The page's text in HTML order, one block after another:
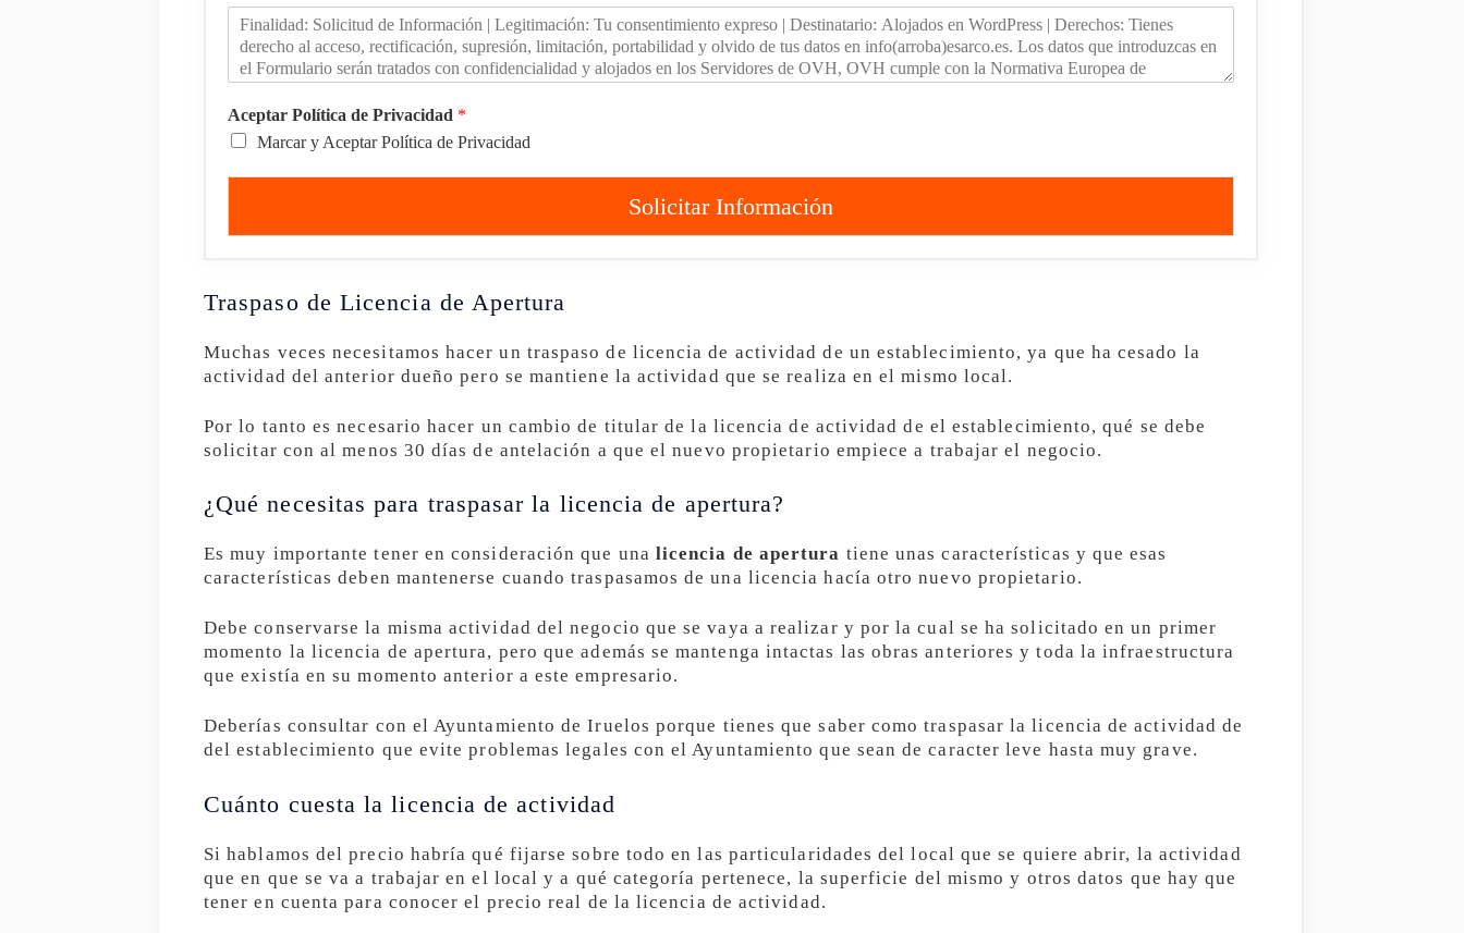
Aceptar Política de Privacidad *
Marcar y Aceptar Política de Privacidad
Solicitar Información
Traspaso de Licencia de Apertura
Muchas veces necesitamos hacer un traspaso de licencia de actividad de un establecimiento, ya que ha cesado la
actividad del anterior dueño pero se mantiene la actividad que se realiza en el mismo local.
Por lo tanto es necesario hacer un cambio de titular de la licencia de actividad de el establecimiento, qué se debe
solicitar con al menos 30 días de antelación a que el nuevo propietario empiece a trabajar el negocio.
¿Qué necesitas para traspasar la licencia de apertura?
Es muy importante tener en consideración que una licencia de apertura tiene unas características y que esas
características deben mantenerse cuando traspasamos de una licencia hacía otro nuevo propietario.
Debe conservarse la misma actividad del negocio que se vaya a realizar y por la cual se ha solicitado en un primer
momento la licencia de apertura, pero que además se mantenga intactas las obras anteriores y toda la infraestructura
que existía en su momento anterior a este empresario.
Deberías consultar con el Ayuntamiento de Iruelos porque tienes que saber como traspasar la licencia de actividad de
del establecimiento que evite problemas legales con el Ayuntamiento que sean de caracter leve hasta muy grave.
Cuánto cuesta la licencia de actividad
Si hablamos del precio habría qué fijarse sobre todo en las particularidades del local que se quiere abrir, la actividad
que en que se va a trabajar en el local y a qué categoría pertenece, la superficie del mismo y otros datos que hay que
tener en cuenta para conocer el precio real de la licencia de actividad.